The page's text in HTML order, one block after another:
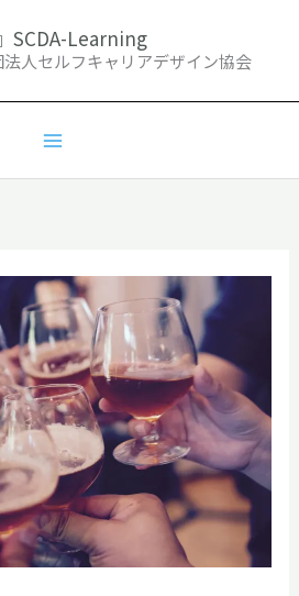
SCDA-Learning
人セルフキャリアデザイン協会